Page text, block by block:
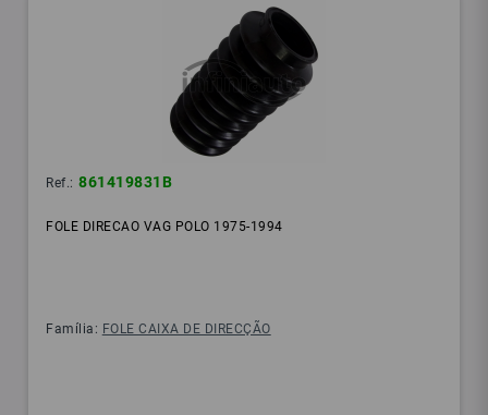
Ref.: 861419831B
FOLE DIRECAO VAG POLO 1975-1994
Família: FOLE CAIXA DE DIRECÇÃO